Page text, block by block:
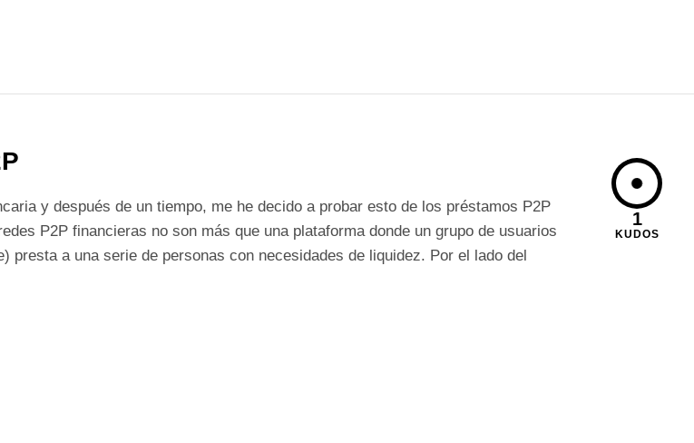
y después de un tiempo, me he decido a probar esto de los préstamos P2P
P2P financieras no son más que una plataforma donde un grupo de usuarios
presta a una serie de personas con necesidades de liquidez. Por el lado del
1
KUDOS